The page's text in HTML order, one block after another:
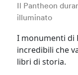
Il Pantheon
illuminato
I monumenti di
incredibili che
libri di storia.